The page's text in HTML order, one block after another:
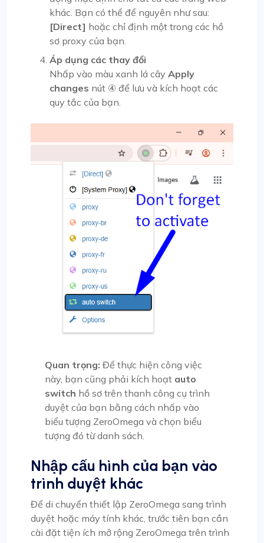
khác. Bạn có thể để nguyên như sau:
[Direct] hoặc chỉ định một trong các hồ
sơ proxy của bạn.
Áp dụng các thay đổi
Nhấp vào màu xanh lá cây Apply
changes nút ④ để lưu và kích hoạt các
quy tắc của bạn.
Quan trọng: Để thực hiện công việc
này, bạn cũng phải kích hoạt auto
switch hồ sơ trên thanh công cụ trình
duyệt của bạn bằng cách nhấp vào
biểu tượng ZeroOmega và chọn biểu
tượng đó từ danh sách.
Nhập cấu hình của bạn vào
trình duyệt khác
Để di chuyển thiết lập ZeroOmega sang trình
duyệt hoặc máy tính khác, trước tiên bạn cần
cài đặt tiện ích mở rộng ZeroOmega trên trình